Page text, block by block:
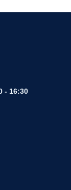
- 16:30